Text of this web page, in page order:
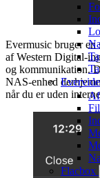
Flacbox
Evermusic bruger
af Western Digital-
og kommunikation.
NAS-enhed
når du er uden